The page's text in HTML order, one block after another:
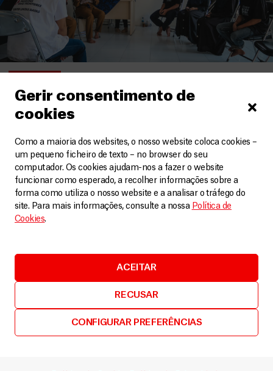
Gerir consentimento de
cookies
Como a maioria dos websites, o nosso website coloca cookies –
um pequeno ficheiro de texto – no browser do seu
computador. Os cookies ajudam-nos a fazer o website
funcionar como esperado, a recolher informações sobre a
forma como utiliza o nosso website e a analisar o tráfego do
site. Para mais informações, consulte a nossa Política de
Cookies.
ACEITAR
RECUSAR
CONFIGURAR PREFERÊNCIAS
Quatro anos depois, o projeto sustentável de saúde
para adolescentes é entregue às comunidades
LEIA MAIS